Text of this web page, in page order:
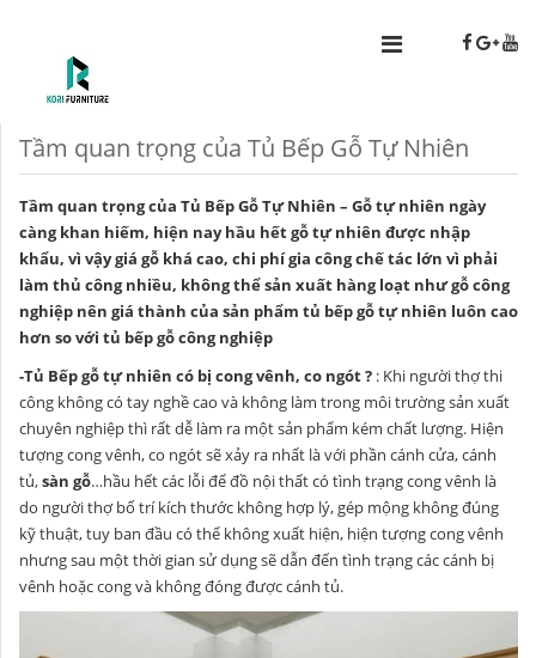
Tầm quan trọng của Tủ Bếp Gỗ Tự Nhiên
Tầm quan trọng của Tủ Bếp Gỗ Tự Nhiên – Gỗ tự nhiên ngày
càng khan hiếm, hiện nay hầu hết gỗ tự nhiên được nhập
khẩu, vì vậy giá gỗ khá cao, chi phí gia công chế tác lớn vì phải
làm thủ công nhiều, không thể sản xuất hàng loạt như gỗ công
nghiệp nên giá thành của sản phẩm tủ bếp gỗ tự nhiên luôn cao
hơn so với tủ bếp gỗ công nghiệp
-Tủ Bếp gỗ tự nhiên có bị cong vênh, co ngót ? : Khi người thợ thi
công không có tay nghề cao và không làm trong môi trường sản xuất
chuyên nghiệp thì rất dễ làm ra một sản phẩm kém chất lượng. Hiện
tượng cong vênh, co ngót sẽ xảy ra nhất là với phần cánh cửa, cánh
tủ,sàn gỗ…hầu hết các lỗi để đồ nội thất có tình trạng cong vênh là
do người thợ bố trí kích thước không hợp lý, gép mộng không đúng
kỹ thuật, tuy ban đầu có thể không xuất hiện, hiện tượng cong vênh
nhưng sau một thời gian sử dụng sẽ dẫn đến tình trạng các cánh bị
vênh hoặc cong và không đóng được cánh tủ.